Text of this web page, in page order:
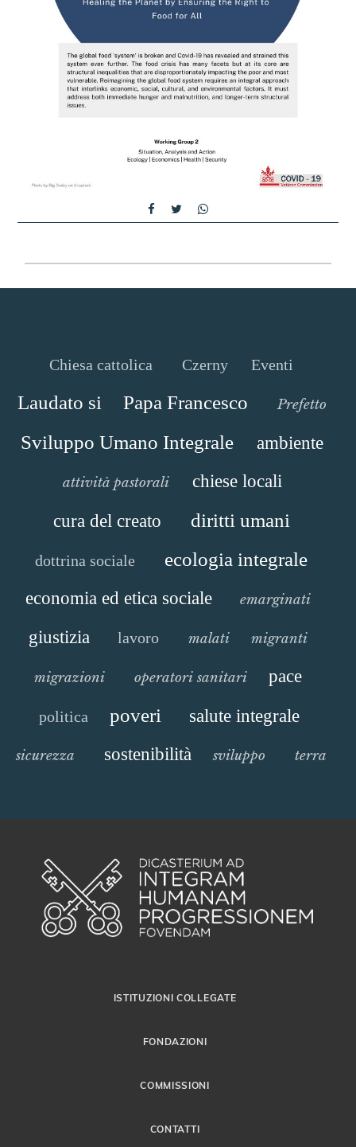
Chiesa cattolica Czerny Eventi
Laudato si Papa Francesco Prefetto
Sviluppo Umano Integrale ambiente
attività pastorali
chiese locali
cura del creato
diritti umani
dottrina sociale ecologia integrale
economia ed etica sociale emarginati
giustizia lavoro malati migranti
migrazioni operatori sanitari pace
politica poveri salute integrale
sicurezza sostenibilità sviluppo terra
ISTITUZIONI COLLEGATE
FONDAZIONI
COMMISSIONI
CONTATTI